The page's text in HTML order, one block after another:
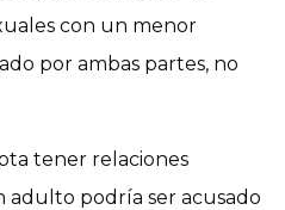
con un menor
por ambas partes, no
tener relaciones
adulto podría ser acusado